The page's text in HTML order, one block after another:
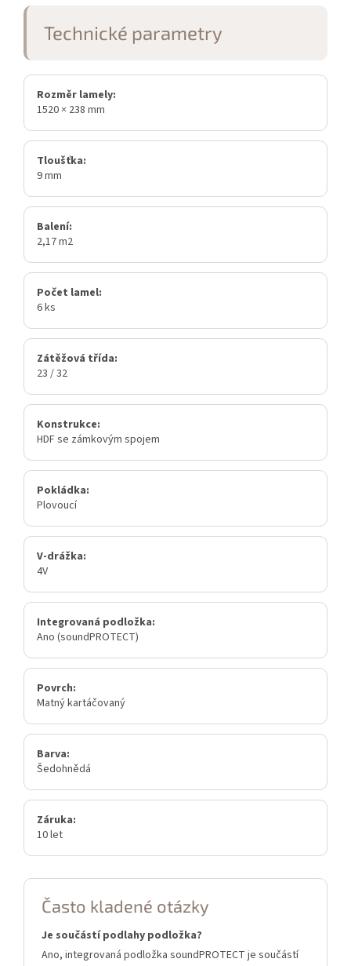
Technické parametry
Rozměr lamely:
1520 × 238 mm
Tloušťka:
9 mm
Balení:
2,17 m2
Počet lamel:
6 ks
Zátěžová třída:
23 / 32
Konstrukce:
HDF se zámkovým spojem
Pokládka:
Plovoucí
V-drážka:
4V
Integrovaná podložka:
Ano (soundPROTECT)
Povrch:
Matný kartáčovaný
Barva:
Šedohnědá
Záruka:
10 let
Často kladené otázky
Je součástí podlahy podložka?
Ano, integrovaná podložka soundPROTECT je součástí